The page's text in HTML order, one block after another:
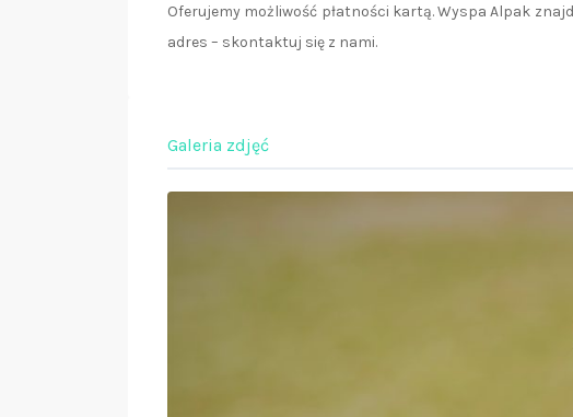
Oferujemy możliwość płatności kartą. Wyspa Alpak
adres – skontaktuj się z nami.
Galeria zdjęć